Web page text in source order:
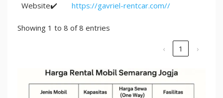
Website✔️ https://gavriel-rentcar.com//
Showing 1 to 8 of 8 entries
‹ 1 ›